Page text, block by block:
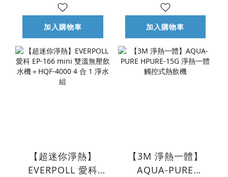
加入購物車 加入購物車
【超迷你淨熱】
EVERPOLL 愛科
【3M 淨熱一體】
AQUA-PURE